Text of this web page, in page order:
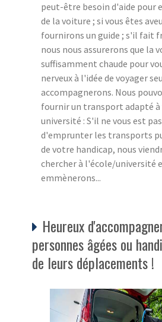
peut-être besoin d'aide pour
de la voiture ; si vous êtes
fournirons un guide ; s'il fait
nous nous assurerons que la
suffisamment chaude pour
nerveux à l'idée de voyager
accompagnerons. Nous
fournir un transport adapté à
université : S'il ne vous est
d'emprunter les transports
de votre handicap, nous
chercher à l'école/université
emmènerons...
Heureux
personnes âgées ou
de leurs déplacements !